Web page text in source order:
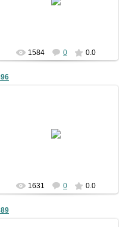
1584 0 0.0
1631 0 0.0